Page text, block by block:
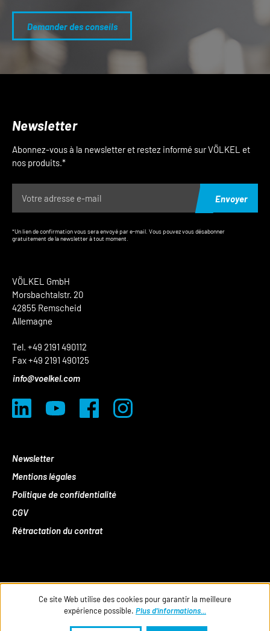
Demander des conseils
VÖLKEL GmbH
Morsbachtalstr. 20
42855 Remscheid
Allemagne
Tel. +49 2191 490112
Fax +49 2191 490125
info@voelkel.com
Newsletter
Mentions légales
Politique de confidentialité
CGV
Rétractation du contrat
Newsletter
Abonnez-vous à la newsletter et restez informé sur VÖLKEL et
nos produits.*
Envoyer
*Un lien de confirmation vous sera envoyé par e-mail. Vous pouvez vous désabonner
gratuitement de la newsletter à tout moment.
Ce site Web utilise des cookies pour garantir la meilleure
expérience possible. Plus d'informations...